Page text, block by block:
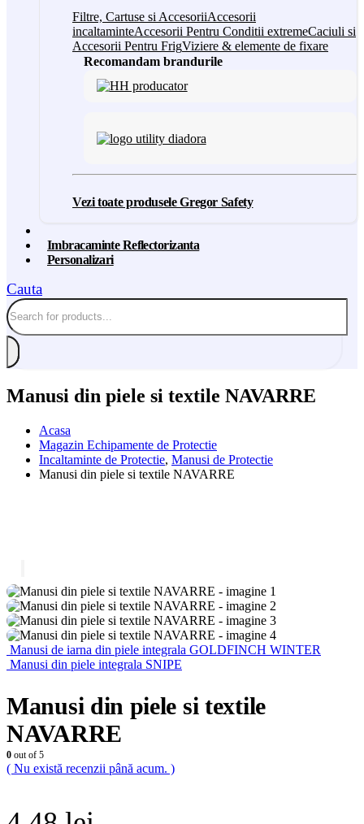
Filtre, Cartuse si AccesoriiAccesorii
incaltaminteAccesorii Pentru Conditii extremeCaciuli si
Accesorii Pentru FrigViziere & elemente de fixare
Recomandam brandurile
Vezi toate produsele Gregor Safety
Imbracaminte Reflectorizanta
Personalizari
Cauta
Manusi din piele si textile NAVARRE
Acasa
Magazin Echipamente de Protectie
Incaltaminte de Protectie, Manusi de Protectie
Manusi din piele si textile NAVARRE
Manusi de iarna din piele integrala GOLDFINCH WINTER
Manusi din piele integrala SNIPE
Manusi din piele si textile
NAVARRE
0 out of 5
( Nu există recenzii până acum. )